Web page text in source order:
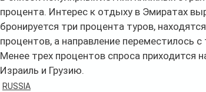
процента. Интерес к отдыху в Эмиратах
бронируется три процента туров,
процентов, а направление переместилось
Менее трех процентов спроса
Израиль и Грузию.
RUSSIA